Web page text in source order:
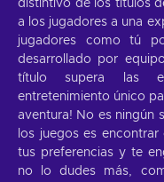
distintivo de los títulos
a los jugadores a una
jugadores como tú
desarrollado por
título supera las
entretenimiento único
aventura! No es ningún
los juegos es
tus preferencias y te
no lo dudes más,